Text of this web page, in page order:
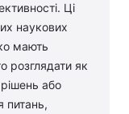
Ці
наукових
мають
розглядати як
або
питань,